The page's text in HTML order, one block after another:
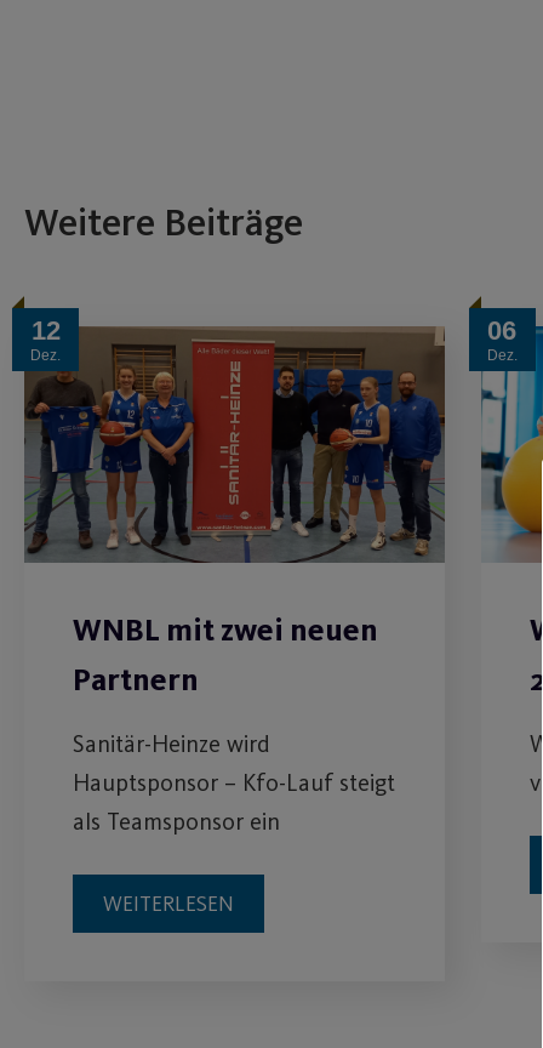
Weitere Beiträge
12
Dez.
WNBL mit zwei neuen
Partnern
Sanitär-Heinze wird
Hauptsponsor – Kfo-Lauf steigt
als Teamsponsor ein
WEITERLESEN
06
Dez.